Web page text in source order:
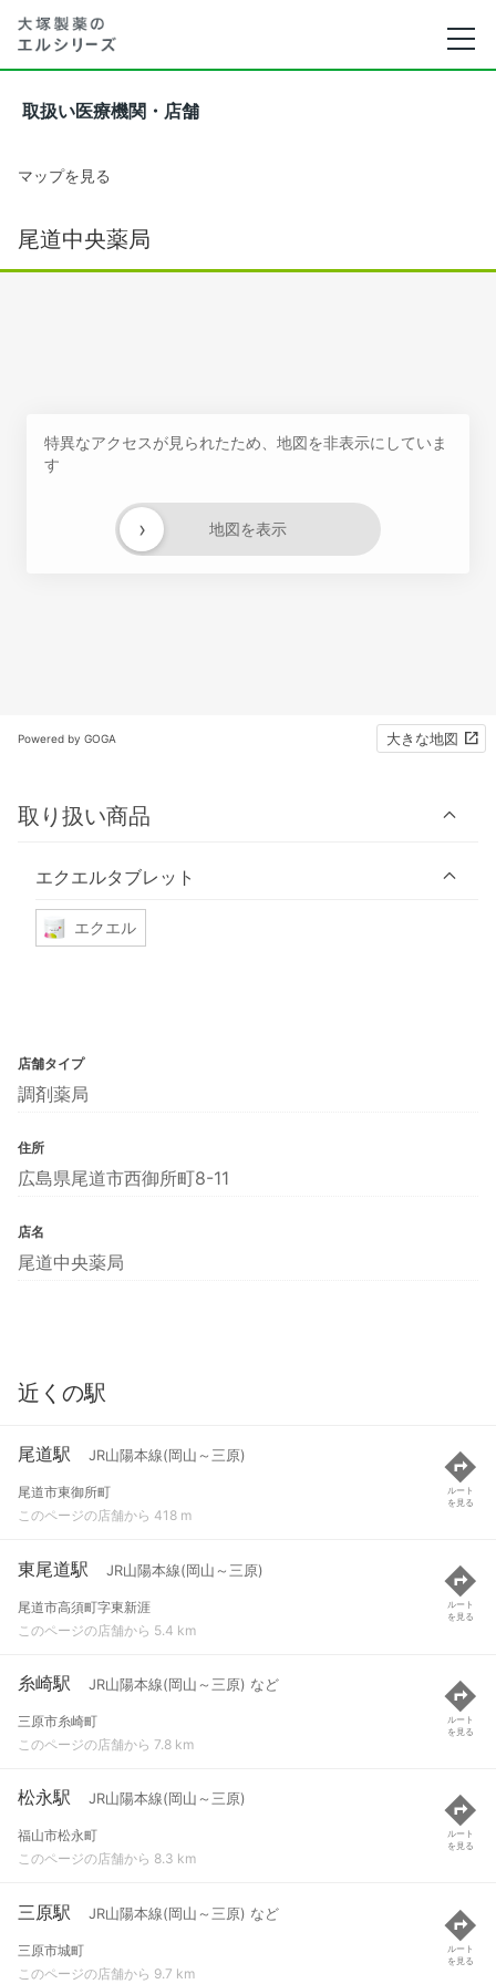
取扱い医療機関・店舗
マップを見る
尾道中央薬局
特異なアクセスが見られたため、地図を非表示にしていま
す
地図を表示
›
Powered by GOGA 大きな地図
取り扱い商品
エクエルタブレット
エクエル
店舗タイプ
調剤薬局
住所
広島県尾道市西御所町8-11
店名
尾道中央薬局
近くの駅
尾道駅 JR山陽本線(岡山～三原)
尾道市東御所町
このページの店舗から 418 m
ルート
を見る
東尾道駅 JR山陽本線(岡山～三原)
尾道市高須町字東新涯
このページの店舗から 5.4 km
ルート
を見る
糸崎駅 JR山陽本線(岡山～三原) など
三原市糸崎町
このページの店舗から 7.8 km
ルート
を見る
松永駅 JR山陽本線(岡山～三原)
福山市松永町
このページの店舗から 8.3 km
ルート
を見る
三原駅 JR山陽本線(岡山～三原) など
三原市城町
このページの店舗から 9.7 km
ルート
を見る